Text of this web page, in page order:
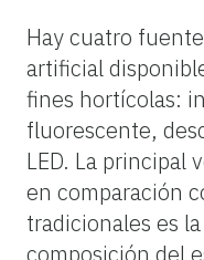
Hay cuatro
artificial
fines hortícolas:
fluorescente,
LED. La principal
en comparación
tradicionales es
composición del